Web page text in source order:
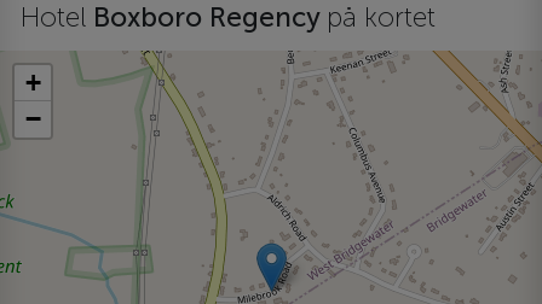
Hotel Boxboro Regency på kortet
+
−